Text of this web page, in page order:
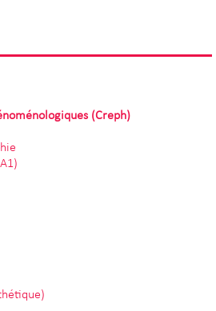
(Creph)